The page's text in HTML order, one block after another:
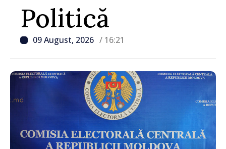
Politică
09 August, 2026 / 16:21